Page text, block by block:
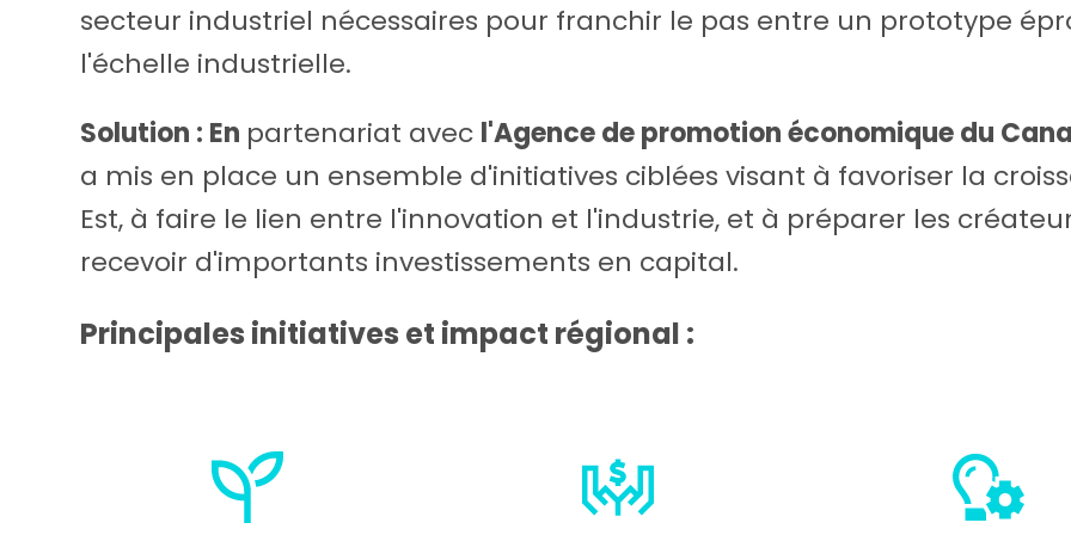
secteur industriel nécessaires pour franchir le pas entre un prototype
l'échelle industrielle.
Solution : En partenariat avec l'Agence de promotion économique du
a mis en place un ensemble d'initiatives ciblées visant à favoriser la
Est, à faire le lien entre l'innovation et l'industrie, et à préparer les
recevoir d'importants investissements en capital.
Principales initiatives et impact régional :